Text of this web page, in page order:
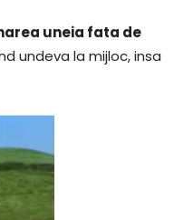
uneia fata de
undeva la mijloc, insa